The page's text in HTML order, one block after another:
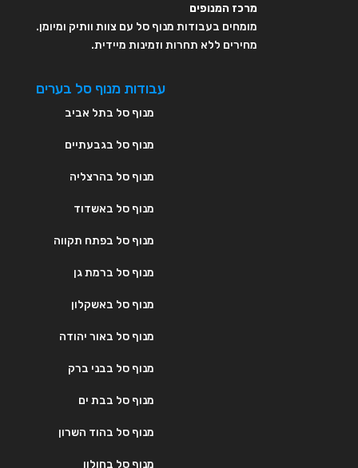
מרכז המנופים
מומחים בעבודות מנוף סל עם צוות וותיק ומיומן.
מחירים ללא תחרות וזמינות מיידית.
עבודות מנוף סל בערים
מנוף סל בתל אביב
מנוף סל בגבעתיים
מנוף סל בהרצליה
מנוף סל באשדוד
מנוף סל בפתח תקווה
מנוף סל ברמת גן
מנוף סל באשקלון
מנוף סל באור יהודה
מנוף סל בבני ברק
מנוף סל בבת ים
מנוף סל בהוד השרון
מנוף סל בחולון